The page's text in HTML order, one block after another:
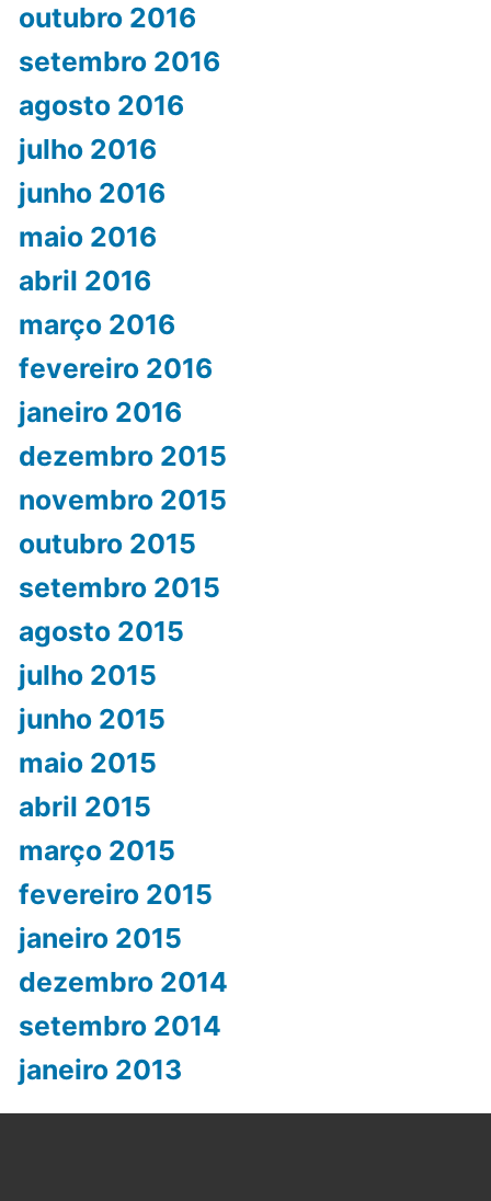
outubro 2016
setembro 2016
agosto 2016
julho 2016
junho 2016
maio 2016
abril 2016
março 2016
fevereiro 2016
janeiro 2016
dezembro 2015
novembro 2015
outubro 2015
setembro 2015
agosto 2015
julho 2015
junho 2015
maio 2015
abril 2015
março 2015
fevereiro 2015
janeiro 2015
dezembro 2014
setembro 2014
janeiro 2013